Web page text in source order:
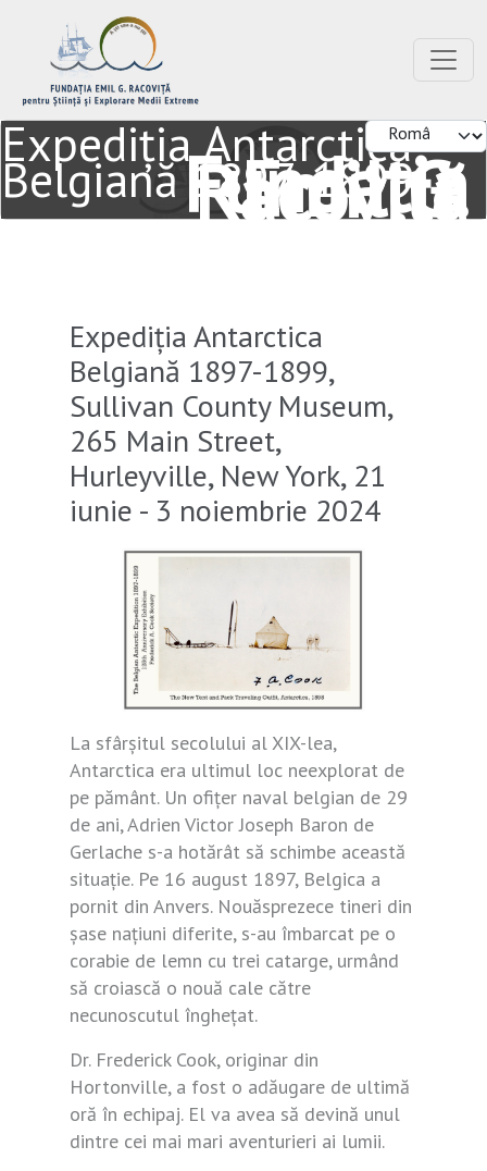
Fundația
Emil G.
Racoviță
Expediția Antarctica
Belgiană 1897-1899
Expediția Antarctica
Belgiană 1897-1899,
Sullivan County Museum,
265 Main Street,
Hurleyville, New York, 21
iunie - 3 noiembrie 2024
La sfârșitul secolului al XIX-lea,
Antarctica era ultimul loc neexplorat de
pe pământ. Un ofițer naval belgian de 29
de ani, Adrien Victor Joseph Baron de
Gerlache s-a hotărât să schimbe această
situație. Pe 16 august 1897, Belgica a
pornit din Anvers. Nouăsprezece tineri din
șase națiuni diferite, s-au îmbarcat pe o
corabie de lemn cu trei catarge, urmând
să croiască o nouă cale către
necunoscutul înghețat.
Dr. Frederick Cook, originar din
Hortonville, a fost o adăugare de ultimă
oră în echipaj. El va avea să devină unul
dintre cei mai mari aventurieri ai lumii.